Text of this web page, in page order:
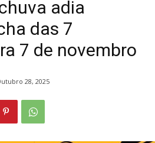
adia
das 7
7 de novembro
28, 2025